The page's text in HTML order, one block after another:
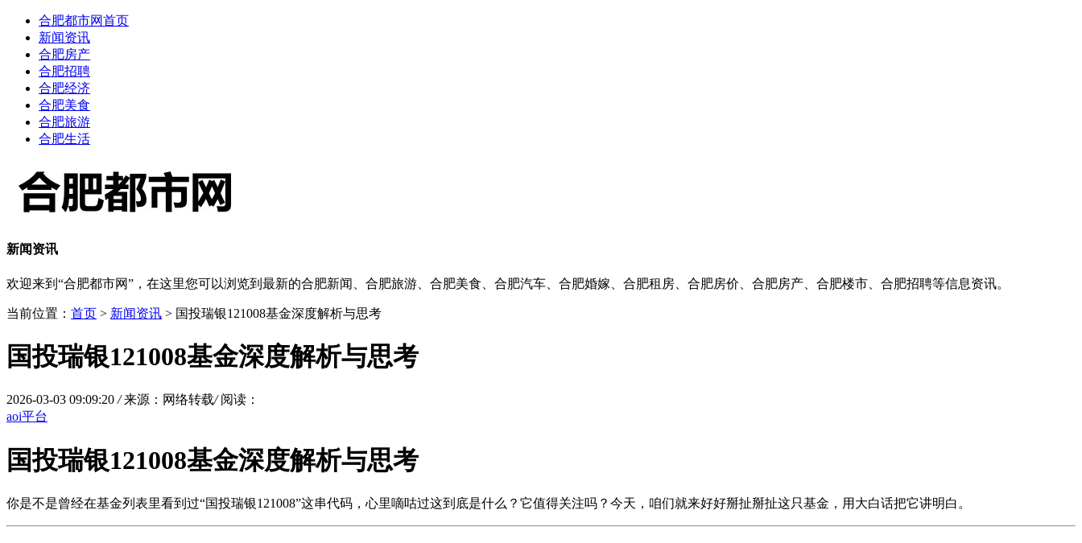
合肥都市网首页
新闻资讯
合肥房产
合肥招聘
合肥经济
合肥美食
合肥旅游
合肥生活
新闻资讯
欢迎来到“合肥都市网”，在这里您可以浏览到最新的合肥新闻、合肥旅游、合肥美食、合肥汽车、合肥婚嫁、合肥租房、合肥房价、合肥房产、合肥楼市、合肥招聘等信息资讯。
当前位置： 首页 > 新闻资讯 > 国投瑞银121008基金深度解析与思考
国投瑞银121008基金深度解析与思考
2026-03-03 09:09:20/ 来源：网络转载/ 阅读：
aoi平台
国投瑞银121008基金深度解析与思考
你是不是曾经在基金列表里看到过“国投瑞银121008”这串代码，心里嘀咕过这到底是什么？它值得关注吗？今天，咱们就来好好掰扯掰扯这只基金，用大白话把它讲明白。